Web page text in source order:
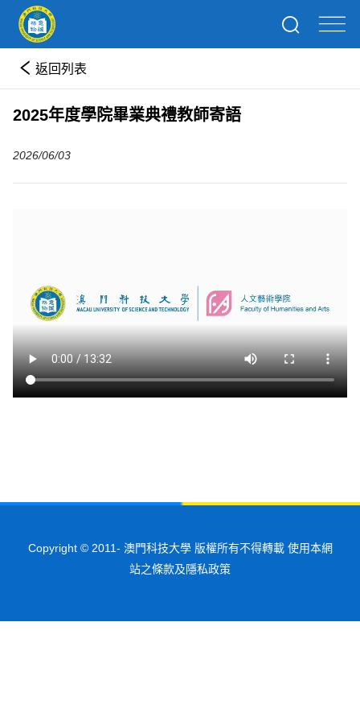
返回列表
2025年度學院畢業典禮教師寄語
2026/06/03
Copyright © 2011- 澳門科技大學 版權所有不得轉載 使用本網
站之條款及隱私政策